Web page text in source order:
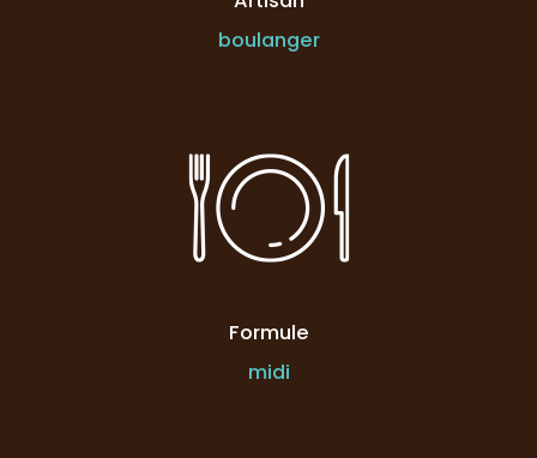
boulanger
Formule
midi